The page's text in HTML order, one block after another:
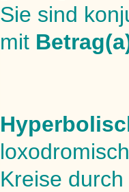
Sie sind
mit
Kreise